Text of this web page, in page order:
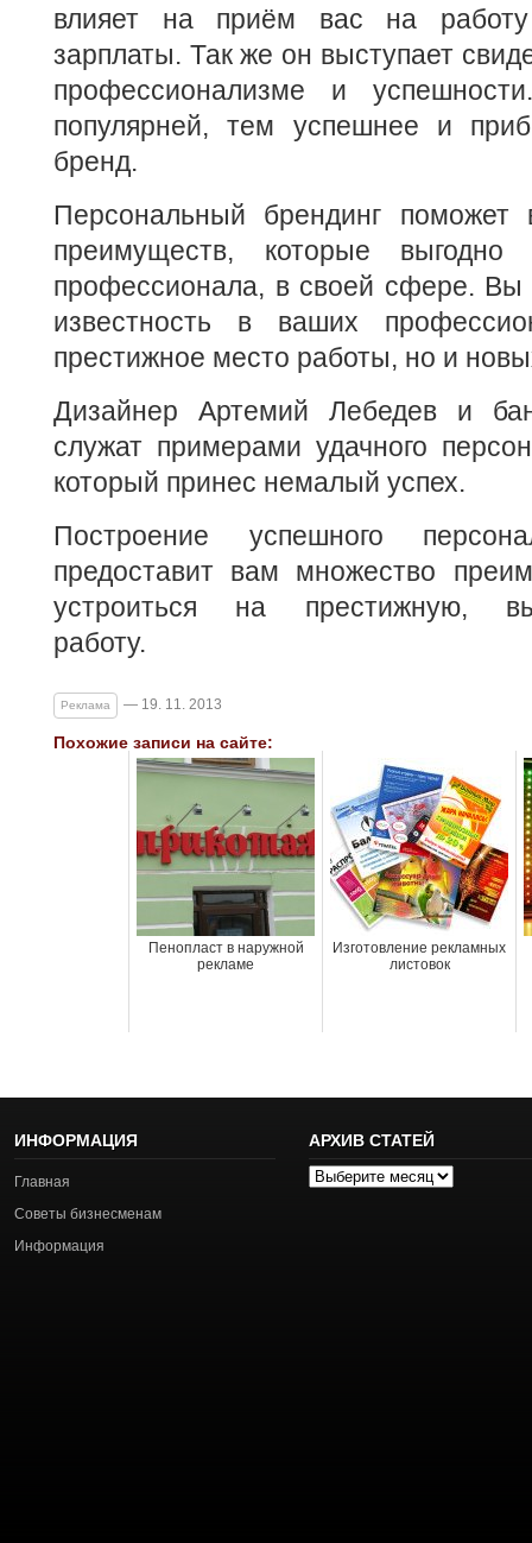
влияет на приём вас на
зарплаты. Так же он выступает
профессионализме и
популярней, тем успешнее и
бренд.
Персональный брендинг поможет
преимуществ, которые
профессионала, в своей сфере. Вы
известность в ваших
престижное место работы, но и
Дизайнер Артемий Лебедев и
служат примерами удачного
который принес немалый успех.
Построение успешного
предоставит вам множество
устроиться на престижную,
работу.
Реклама — 19. 11. 2013
Похожие записи на сайте:
Пенопласт в наружной
рекламе
Изготовление рекламных
листовок
ИНФОРМАЦИЯ
Главная
Советы бизнесменам
Информация
АРХИВ СТАТЕЙ
Архив